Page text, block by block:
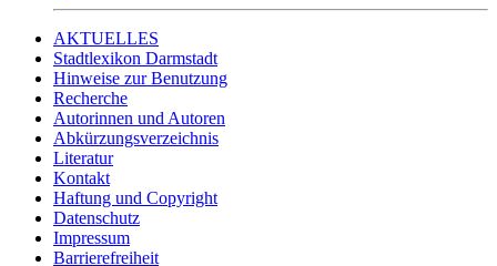
AKTUELLES
Stadtlexikon Darmstadt
Hinweise zur Benutzung
Recherche
Autorinnen und Autoren
Abkürzungsverzeichnis
Literatur
Kontakt
Haftung und Copyright
Datenschutz
Impressum
Barrierefreiheit